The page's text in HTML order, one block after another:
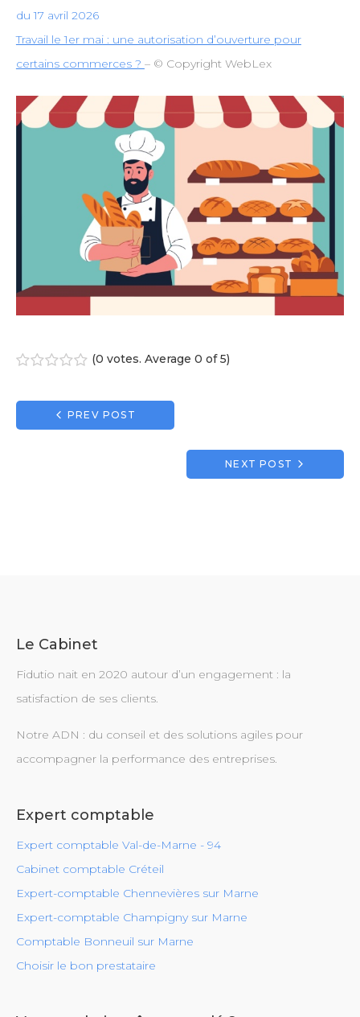
du 17 avril 2026
Travail le 1er mai : une autorisation d’ouverture pour
certains commerces ? – © Copyright WebLex
(0 votes. Average 0 of 5)
Navigation
de
PREV POST
NEXT POST
Le Cabinet
Fidutio nait en 2020 autour d’un engagement : la
satisfaction de ses clients.
Notre ADN : du conseil et des solutions agiles pour
accompagner la performance des entreprises.
Expert comptable
Expert comptable Val-de-Marne - 94
Cabinet comptable Créteil
Expert-comptable Chennevières sur Marne
Expert-comptable Champigny sur Marne
Comptable Bonneuil sur Marne
Choisir le bon prestataire